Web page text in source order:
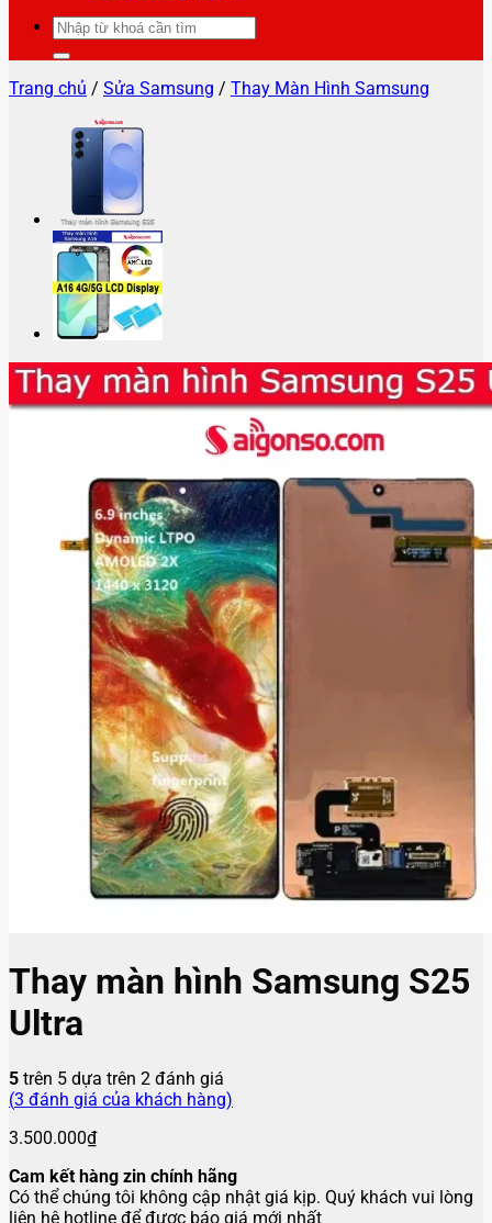
Tìm
kiếm:
Trang chủ / Sửa Samsung / Thay Màn Hình Samsung
Thay màn hình Samsung S25
Ultra
5 trên 5 dựa trên 2 đánh giá
(3 đánh giá của khách hàng)
3.500.000₫
Cam kết hàng zin chính hãng
Có thể chúng tôi không cập nhật giá kịp. Quý khách vui lòng
liên hệ hotline để được báo giá mới nhất